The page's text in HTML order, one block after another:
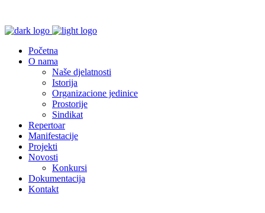
Početna
O nama
Naše djelatnosti
Istorija
Organizacione jedinice
Prostorije
Sindikat
Repertoar
Manifestacije
Projekti
Novosti
Konkursi
Dokumentacija
Kontakt